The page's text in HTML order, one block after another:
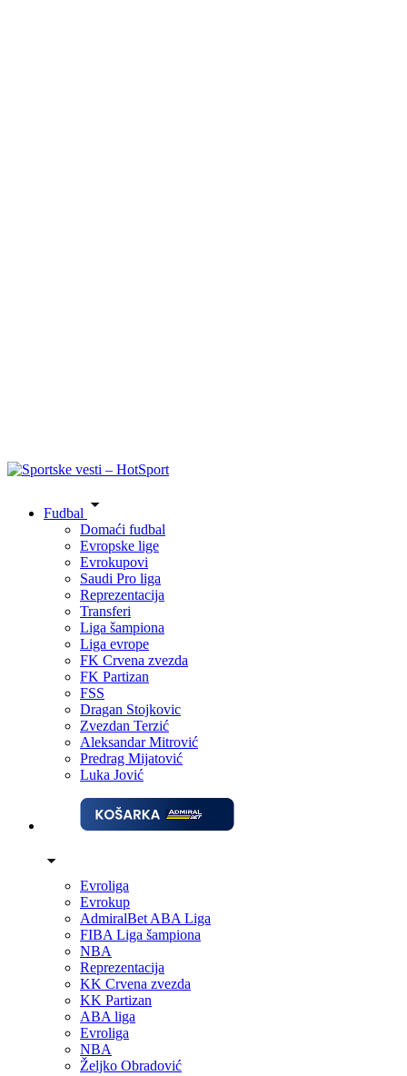
Fudbal
Domaći fudbal
Evropske lige
Evrokupovi
Saudi Pro liga
Reprezentacija
Transferi
Liga šampiona
Liga evrope
FK Crvena zvezda
FK Partizan
FSS
Dragan Stojkovic
Zvezdan Terzić
Aleksandar Mitrović
Predrag Mijatović
Luka Jović
Evroliga
Evrokup
AdmiralBet ABA Liga
FIBA Liga šampiona
NBA
Reprezentacija
KK Crvena zvezda
KK Partizan
ABA liga
Evroliga
NBA
Željko Obradović